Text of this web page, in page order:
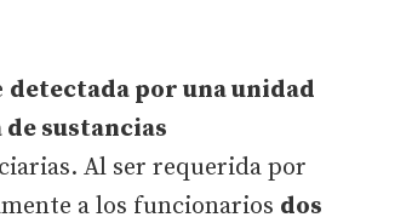
detectada por una unidad
sustancias
Al ser requerida por
a los funcionarios dos